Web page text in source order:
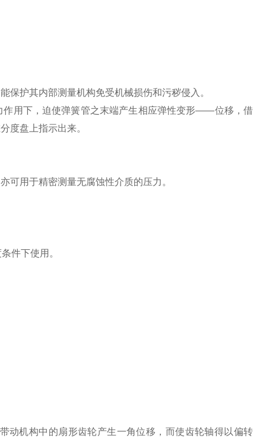
保护其内部测量机构免受机械损伤和污秽侵入。
作用下，迫使弹簧管之末端产生相应弹性变形——位移，借
度盘上指示出来。
可用于精密测量无腐蚀性介质的压力。
件下使用。
动机构中的扇形齿轮产生一角位移，而使齿轮轴得以偏转